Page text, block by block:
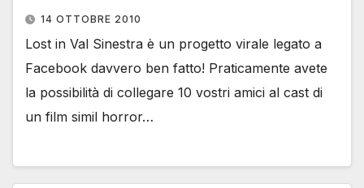
14 OTTOBRE 2010
Lost in Val Sinestra è un progetto virale legato a
Facebook davvero ben fatto! Praticamente avete
la possibilità di collegare 10 vostri amici al cast di
un film simil horror…